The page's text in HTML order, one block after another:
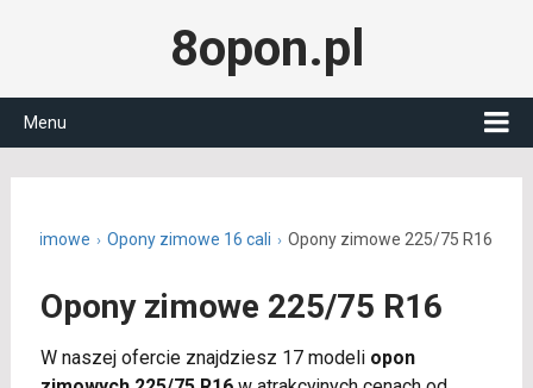
8opon.pl
Menu
zimowe Opony zimowe 16 cali Opony zimowe 225/75 R16
Opony zimowe 225/75 R16
W naszej ofercie znajdziesz 17 modeli opon